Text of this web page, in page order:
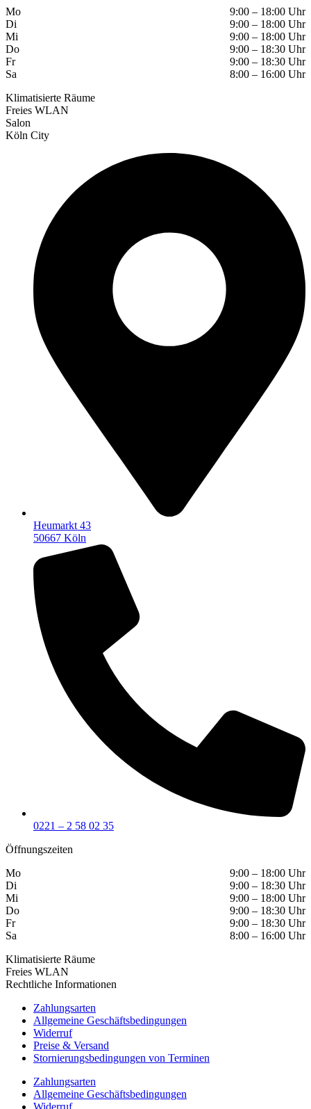
Mo
9:00 – 18:00 Uhr
Di
9:00 – 18:00 Uhr
Mi
9:00 – 18:00 Uhr
Do
9:00 – 18:30 Uhr
Fr
9:00 – 18:30 Uhr
Sa
8:00 – 16:00 Uhr
Klimatisierte Räume
Freies WLAN
Salon
Köln City
Heumarkt 43
50667 Köln
0221 – 2 58 02 35
Öffnungszeiten
Mo
9:00 – 18:00 Uhr
Di
9:00 – 18:30 Uhr
Mi
9:00 – 18:00 Uhr
Do
9:00 – 18:30 Uhr
Fr
9:00 – 18:30 Uhr
Sa
8:00 – 16:00 Uhr
Klimatisierte Räume
Freies WLAN
Rechtliche Informationen
Zahlungsarten
Allgemeine Geschäftsbedingungen
Widerruf
Preise & Versand
Stornierungsbedingungen von Terminen
Zahlungsarten
Allgemeine Geschäftsbedingungen
Widerruf